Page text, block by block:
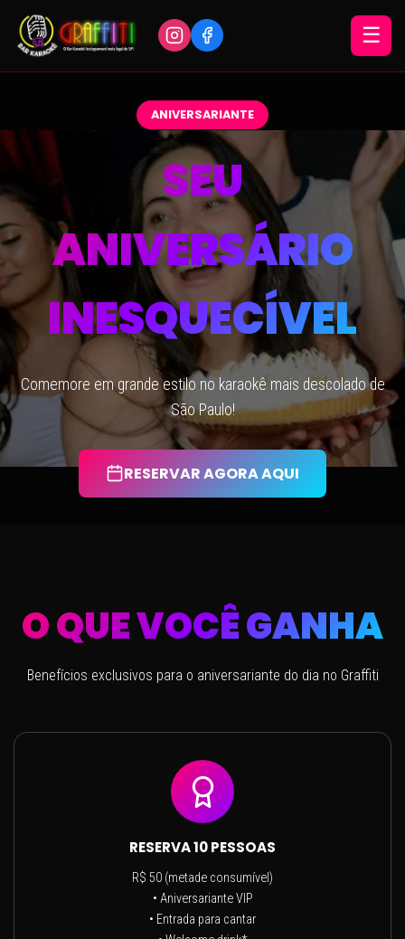
☰
ANIVERSARIANTE
SEU
ANIVERSÁRIO
INESQUECÍVEL
Comemore em grande estilo no karaokê mais descolado de
São Paulo!
RESERVAR AGORA AQUI
O QUE VOCÊGANHA
Benefícios exclusivos para o aniversariante do dia no Graffiti
RESERVA 10 PESSOAS
R$ 50 (metade consumível)
• Aniversariante VIP
• Entrada para cantar